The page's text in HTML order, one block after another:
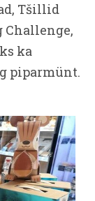
Tšillid
ka
piparmünt.